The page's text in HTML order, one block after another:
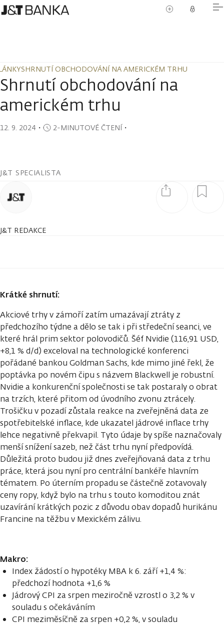
SHRNUTÍ OBCHODOVÁNÍ NA AMERICKÉM TRHU
SHRNUTÍ OBCHODOVÁNÍ NA AMERICKÉM TRHU
Shrnutí obchodování na
americkém trhu
12. 9. 2024 ・ 2-MINUTOVÉ ČTENÍ・
J&T SPECIALISTA
J&T REDAKCE
Krátké shrnutí:
Akciové trhy v zámoří zatím umazávají ztráty z
předchozího týdne a dělo se tak i při středeční seanci, ve
které hrál prim sektor polovodičů. Šéf Nvidie (116,91 USD,
+8,1 % d/d) exceloval na technologické konferenci
pořádané bankou Goldman Sachs, kde mimo jiné řekl, že
poptávka po novém čipu s názvem Blackwell je robustní.
Nvidie a konkurenční společnosti se tak postaraly o obrat
na trzích, které přitom od úvodního zvonu ztrácely.
Trošičku v pozadí zůstala reakce na zveřejněná data ze
spotřebitelské inflace, kde ukazatel jádrové inflace trhy
lehce negativně překvapil. Tyto údaje by spíše naznačovaly
menší snížení sazeb, než část trhu nyní předpovídá.
Důležitá proto budou již dnes zveřejňovaná data z trhu
práce, která jsou nyní pro centrální bankéře hlavním
tématem. Po úterním propadu se částečně zotavovaly
ceny ropy, když bylo na trhu s touto komoditou znát
uzavírání krátkých pozic z důvodu obav dopadů hurikánu
Francine na těžbu v Mexickém zálivu.
Makro:
Index žádostí o hypotéky MBA k 6. září +1,4 %:
předchozí hodnota +1,6 %
Jádrový CPI za srpen meziročně vzrostl o 3,2 % v
souladu s očekáváním
CPI meziměsíčně za srpen +0,2 %, v souladu